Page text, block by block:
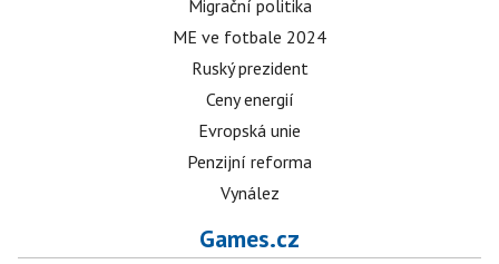
Migrační politika
ME ve fotbale 2024
Ruský prezident
Ceny energií
Evropská unie
Penzijní reforma
Vynález
Games.cz